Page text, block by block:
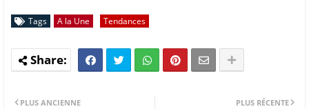
Tags A la Une Tendances
PLUS RÉCENTE
PLUS ANCIENNE